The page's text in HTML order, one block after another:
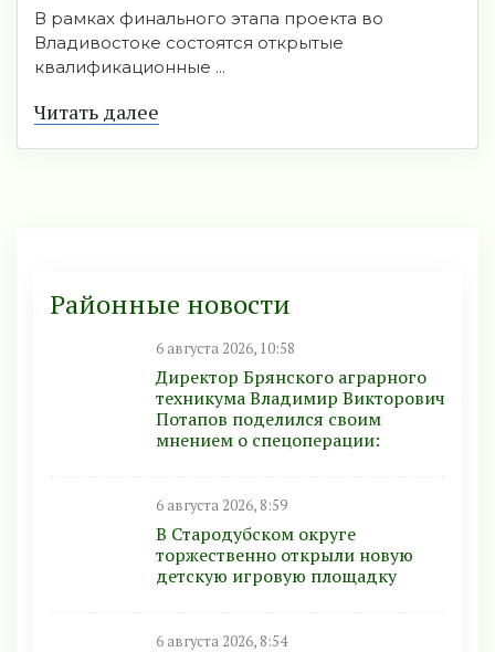
В рамках финального этапа проекта во
Владивостоке состоятся открытые
квалификационные ...
Читать далее
Районные новости
6 августа 2026, 10:58
Директор Брянского аграрного
техникума Владимир Викторович
Потапов поделился своим
мнением о спецоперации:
6 августа 2026, 8:59
В Стародубском округе
торжественно открыли новую
детскую игровую площадку
6 августа 2026, 8:54